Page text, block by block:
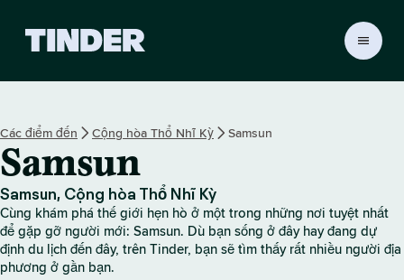
c
T
i
n
d
Các điểm đến Cộng hòa Thổ Nhĩ Kỳ Samsun
Samsun
Samsun, Cộng hòa Thổ Nhĩ Kỳ
Cùng khám phá thế giới hẹn hò ở một trong những nơi tuyệt nhất
để gặp gỡ người mới: Samsun. Dù bạn sống ở đây hay đang dự
định du lịch đến đây, trên Tinder, bạn sẽ tìm thấy rất nhiều người địa
phương ở gần bạn.